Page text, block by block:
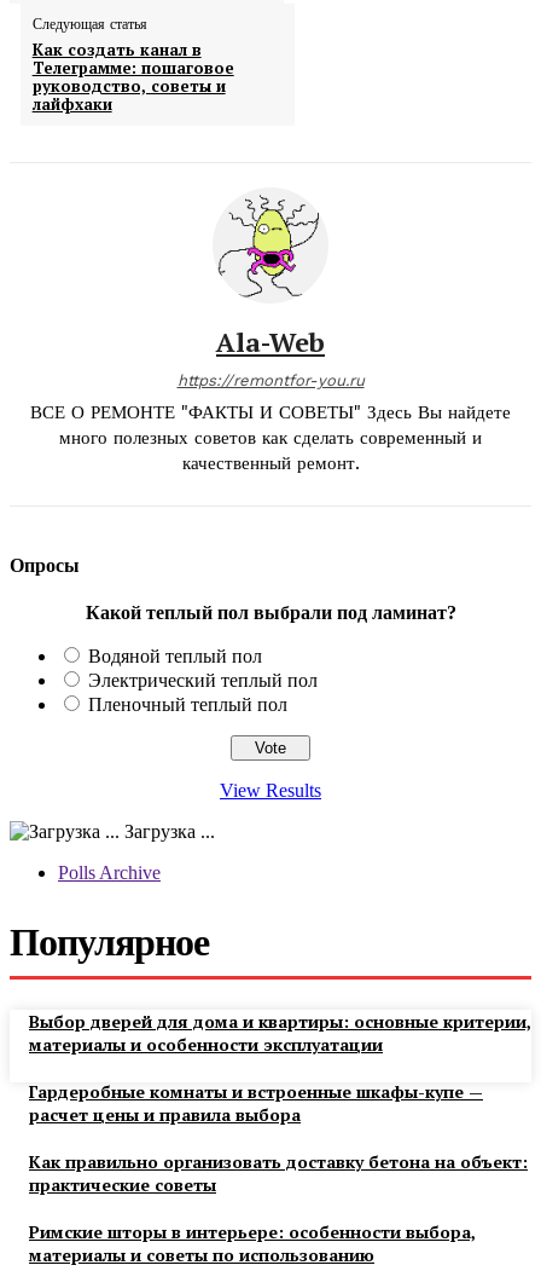
Следующая статья
Как создать канал в
Телеграмме: пошаговое
руководство, советы и
лайфхаки
Ala-Web
https://remontfor-you.ru
ВСЕ О РЕМОНТЕ "ФАКТЫ И СОВЕТЫ" Здесь Вы найдете
много полезных советов как сделать современный и
качественный ремонт.
Опросы
Какой теплый пол выбрали под ламинат?
Водяной теплый пол
Электрический теплый пол
Пленочный теплый пол
View Results
Загрузка ...
Polls Archive
Популярное
Выбор дверей для дома и квартиры: основные критерии,
материалы и особенности эксплуатации
Гардеробные комнаты и встроенные шкафы-купе —
расчет цены и правила выбора
Как правильно организовать доставку бетона на объект:
практические советы
Римские шторы в интерьере: особенности выбора,
материалы и советы по использованию